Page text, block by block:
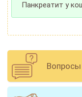
Панкреатит у